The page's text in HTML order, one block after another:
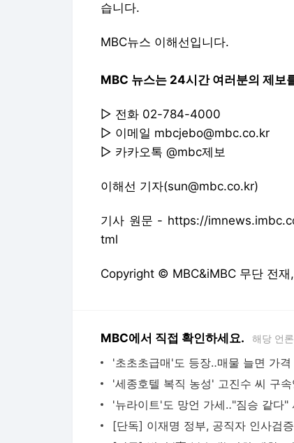
습니다.
MBC뉴스 이해선입니다.
MBC 뉴스는 24시간 여러분의 제보
▷ 전화 02-784-4000
▷ 이메일 mbcjebo@mbc.co.kr
▷ 카카오톡 @mbc제보
이해선 기자(sun@mbc.co.kr)
기사 원문 - https://
tml
Copyright © MBC&iMBC 무단 전재
MBC에서 직접 확인하세요. 해당 언